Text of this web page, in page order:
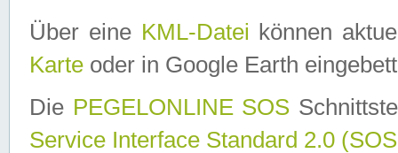
Über eine KML-Datei können
Karte oder in Google Earth
Die PEGELONLINE SOS
Service Interface Standard 2.0